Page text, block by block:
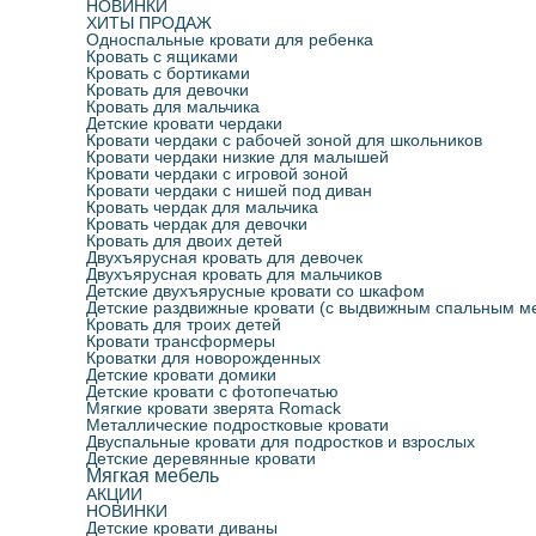
НОВИНКИ
ХИТЫ ПРОДАЖ
Односпальные кровати для ребенка
Кровать с ящиками
Кровать с бортиками
Кровать для девочки
Кровать для мальчика
Детские кровати чердаки
Кровати чердаки с рабочей зоной для школьников
Кровати чердаки низкие для малышей
Кровати чердаки с игровой зоной
Кровати чердаки с нишей под диван
Кровать чердак для мальчика
Кровать чердак для девочки
Кровать для двоих детей
Двухъярусная кровать для девочек
Двухъярусная кровать для мальчиков
Детские двухъярусные кровати со шкафом
Детские раздвижные кровати (с выдвижным спальным
Кровать для троих детей
Кровати трансформеры
Кроватки для новорожденных
Детские кровати домики
Детские кровати с фотопечатью
Мягкие кровати зверята Romack
Металлические подростковые кровати
Двуспальные кровати для подростков и взрослых
Детские деревянные кровати
Мягкая мебель
АКЦИИ
НОВИНКИ
Детские кровати диваны